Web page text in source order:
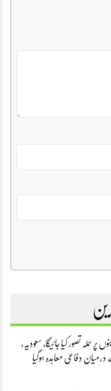
پر حملہ تصور کیا جائیگا، سعودیہ،
درمیان دفاعی معاہدہ ہوگیا